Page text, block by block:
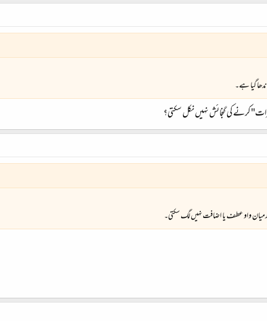
گیا ہے۔
کی گنجائش نہیں نکل سکتی؟
واو عطف یا اضافت نہیں لگ سکتی۔